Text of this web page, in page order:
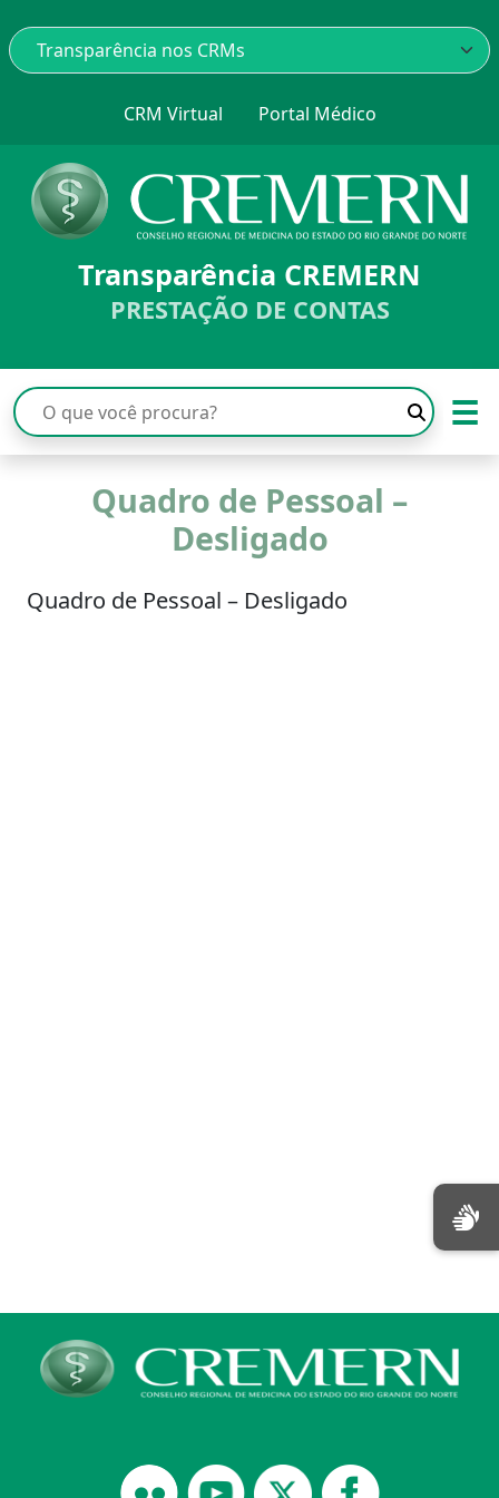
CRM Virtual Portal Médico
Transparência CREMERN
PRESTAÇÃO DE CONTAS
☰
Quadro de Pessoal –
Desligado
Quadro de Pessoal – Desligado